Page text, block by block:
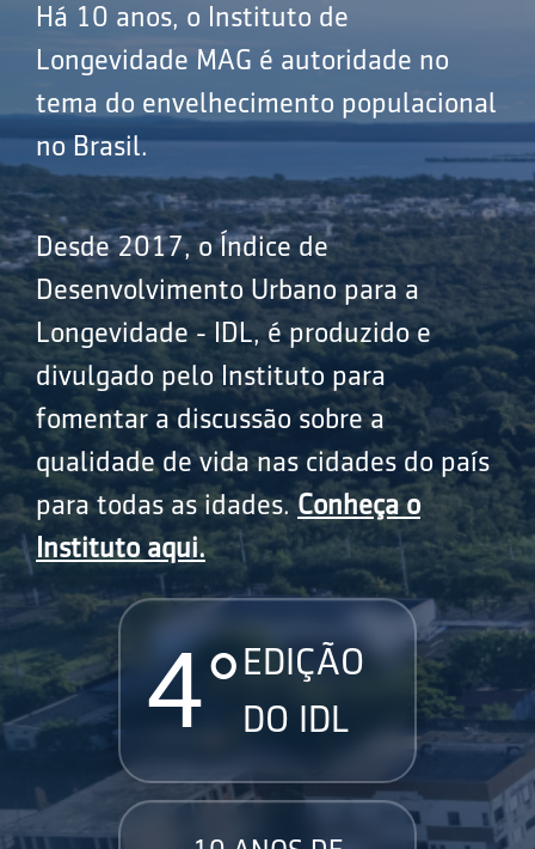
Há 10 anos, o Instituto de
Longevidade MAG é autoridade no
tema do envelhecimento populacional
no Brasil.
Desde 2017, o Índice de
Desenvolvimento Urbano para a
Longevidade - IDL, é produzido e
divulgado pelo Instituto para
fomentar a discussão sobre a
qualidade de vida nas cidades do país
para todas as idades.Conheça o
Instituto aqui.
4° EDIÇÃO
DO IDL